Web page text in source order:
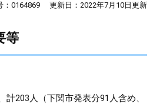
：0164869 更新日：2022年7月10日更新
等
計203人（下関市発表分91人含め、